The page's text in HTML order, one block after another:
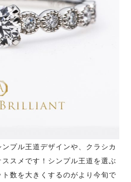
プル王道デザインや、クラシカ
スメです！シンプル王道を選ぶ
数を大きくするのがより今旬で